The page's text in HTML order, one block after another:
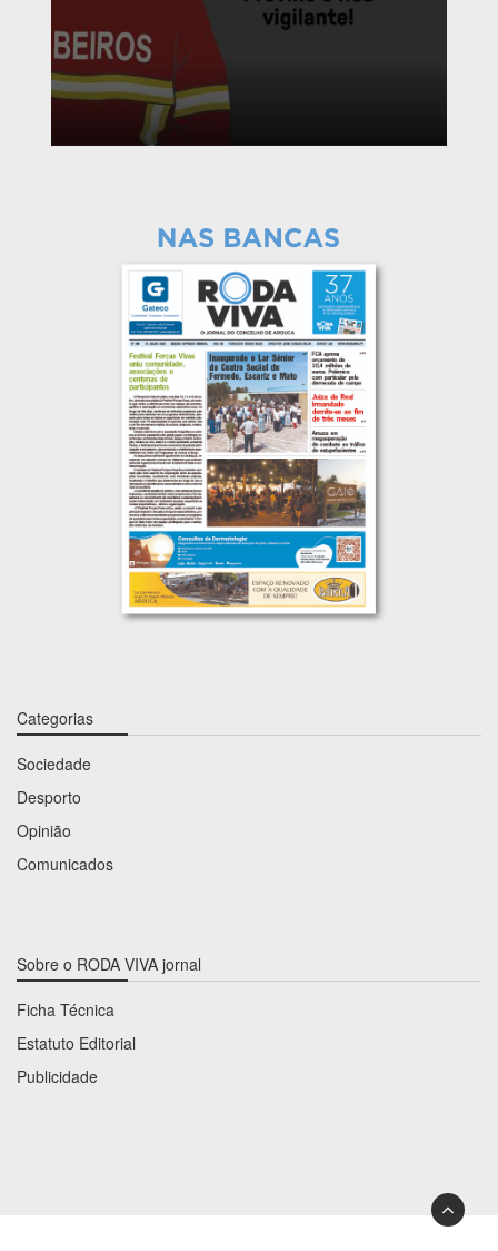
Categorias
Sociedade
Desporto
Opinião
Comunicados
Sobre o RODA VIVA jornal
Ficha Técnica
Estatuto Editorial
Publicidade